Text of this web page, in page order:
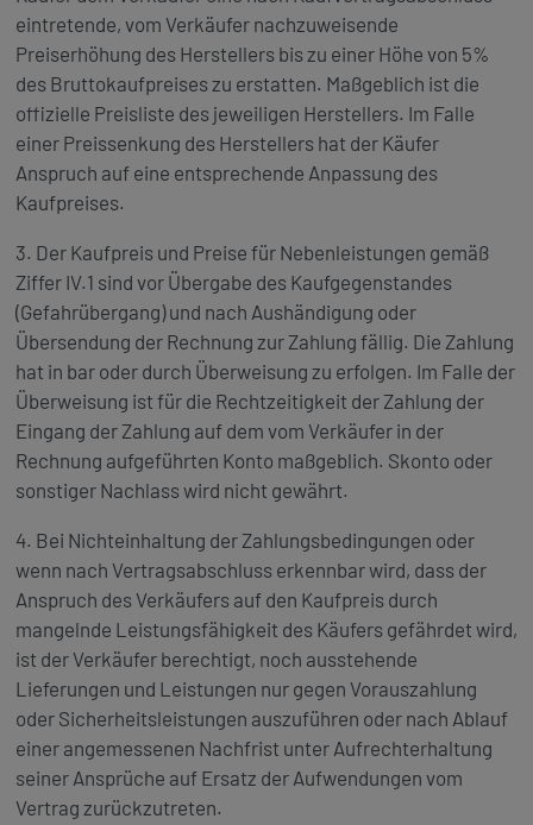
eintretende, vom Verkäufer nachzuweisende
Preiserhöhung des Herstellers bis zu einer Höhe von 5%
des Bruttokaufpreises zu erstatten. Maßgeblich ist die
offizielle Preisliste des jeweiligen Herstellers. Im Falle
einer Preissenkung des Herstellers hat der Käufer
Anspruch auf eine entsprechende Anpassung des
Kaufpreises.
3. Der Kaufpreis und Preise für Nebenleistungen gemäß
Ziffer IV.1 sind vor Übergabe des Kaufgegenstandes
(Gefahrübergang) und nach Aushändigung oder
Übersendung der Rechnung zur Zahlung fällig. Die Zahlung
hat in bar oder durch Überweisung zu erfolgen. Im Falle der
Überweisung ist für die Rechtzeitigkeit der Zahlung der
Eingang der Zahlung auf dem vom Verkäufer in der
Rechnung aufgeführten Konto maßgeblich. Skonto oder
sonstiger Nachlass wird nicht gewährt.
4. Bei Nichteinhaltung der Zahlungsbedingungen oder
wenn nach Vertragsabschluss erkennbar wird, dass der
Anspruch des Verkäufers auf den Kaufpreis durch
mangelnde Leistungsfähigkeit des Käufers gefährdet wird,
ist der Verkäufer berechtigt, noch ausstehende
Lieferungen und Leistungen nur gegen Vorauszahlung
oder Sicherheitsleistungen auszuführen oder nach Ablauf
einer angemessenen Nachfrist unter Aufrechterhaltung
seiner Ansprüche auf Ersatz der Aufwendungen vom
Vertrag zurückzutreten.